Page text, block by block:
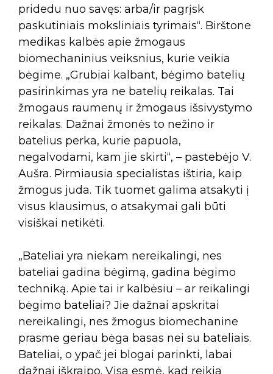
pridedu nuo savęs: arba/ir pagrįsk
paskutiniais moksliniais tyrimais“. Birštone
medikas kalbės apie žmogaus
biomechaninius veiksnius, kurie veikia
bėgime. „Grubiai kalbant, bėgimo batelių
pasirinkimas yra ne batelių reikalas. Tai
žmogaus raumenų ir žmogaus išsivystymo
reikalas. Dažnai žmonės to nežino ir
batelius perka, kurie papuola,
negalvodami, kam jie skirti“, – pastebėjo V.
Aušra. Pirmiausia specialistas ištiria, kaip
žmogus juda. Tik tuomet galima atsakyti į
visus klausimus, o atsakymai gali būti
visiškai netikėti.
„Bateliai yra niekam nereikalingi, nes
bateliai gadina bėgimą, gadina bėgimo
techniką. Apie tai ir kalbėsiu – ar reikalingi
bėgimo bateliai? Jie dažnai apskritai
nereikalingi, nes žmogus biomechanine
prasme geriau bėga basas nei su bateliais.
Bateliai, o ypač jei blogai parinkti, labai
dažnai iškraipo. Visa esmė, kad reikia